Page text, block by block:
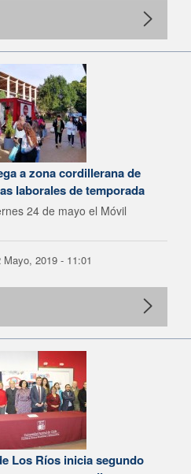
a zona cordillerana de
laborales de temporada
24 de mayo el Móvil
2019 - 11:01
Los Ríos inicia segundo